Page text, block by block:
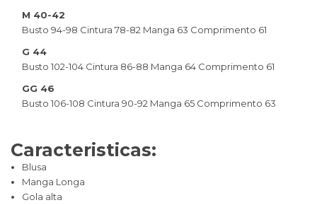
M 40-42
Busto 94-98 Cintura 78-82 Manga 63 Comprimento 61
G 44
Busto 102-104 Cintura 86-88 Manga 64 Comprimento 61
GG 46
Busto 106-108 Cintura 90-92 Manga 65 Comprimento 63
Caracteristicas:
Blusa
Manga Longa
Gola alta